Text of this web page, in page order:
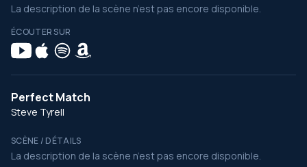
La description de la scène n’est pas encore disponible.
ÉCOUTER SUR
Perfect Match
Steve Tyrell
SCÈNE / DÉTAILS
La description de la scène n’est pas encore disponible.